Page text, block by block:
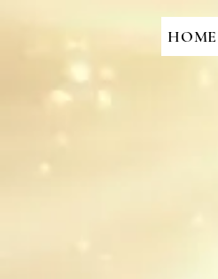
HOME